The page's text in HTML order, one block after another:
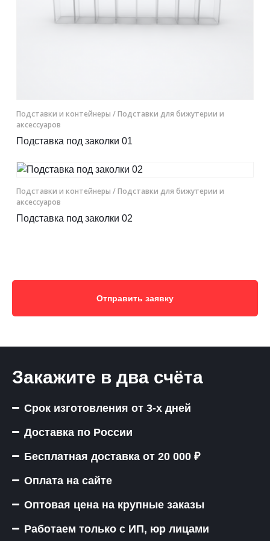
Подставки и контейнеры / Подставки для бижутерии и
аксессуаров
Подставка под заколки 01
Подставки и контейнеры / Подставки для бижутерии и
аксессуаров
Подставка под заколки 02
Отправить заявку
Закажите в два счёта
Срок изготовления от 3-х дней
Доставка по России
Бесплатная доставка от 20 000 ₽
Оплата на сайте
Оптовая цена на крупные заказы
Работаем только с ИП, юр лицами